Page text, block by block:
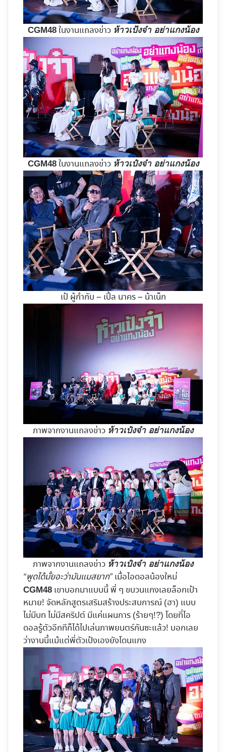
CGM48ในงานแถลงข่าว ห้าวเป้งจ๋า อย่าแกงน้อง
CGM48ในงานแถลงข่าว ห้าวเป๋งจ๋า อย่าแกงน้อง
เป้ ผู้กำกับ – เปิ้ล นาคร – น้าเน็ก
ภาพจากงานแถลงข่าว ห้าวเป๋งจ๋า อย่าแกงน้อง
ภาพจากงานแถลงข่าว ห้าวเป๋งจ๋า อย่าแกงน้อง
“พูดได้มั้ยอะว่ามันแมสยาก”เมื่อไอดอลน้องใหม่
CGM48 เขาบอกมาแบบนี้ พี่ ๆ ขบวนแกงเลยล็อกเป้า
หมาย! จัดหลักสูตรเสริมสร้างประสบการณ์ (ฮา) แบบ
ไม่มีบท ไม่มีสคริปต์ มีแค่แผนการ (ร้ายๆ!?) โดยที่ไอ
ดอลรู้ตัวอีกทีก็ได้ไปเล่นภาพยนตร์กันซะแล้ว! บอกเลย
ว่างานนี้แม้แต่พี่ตัวเป้งเองยังโดนแกง